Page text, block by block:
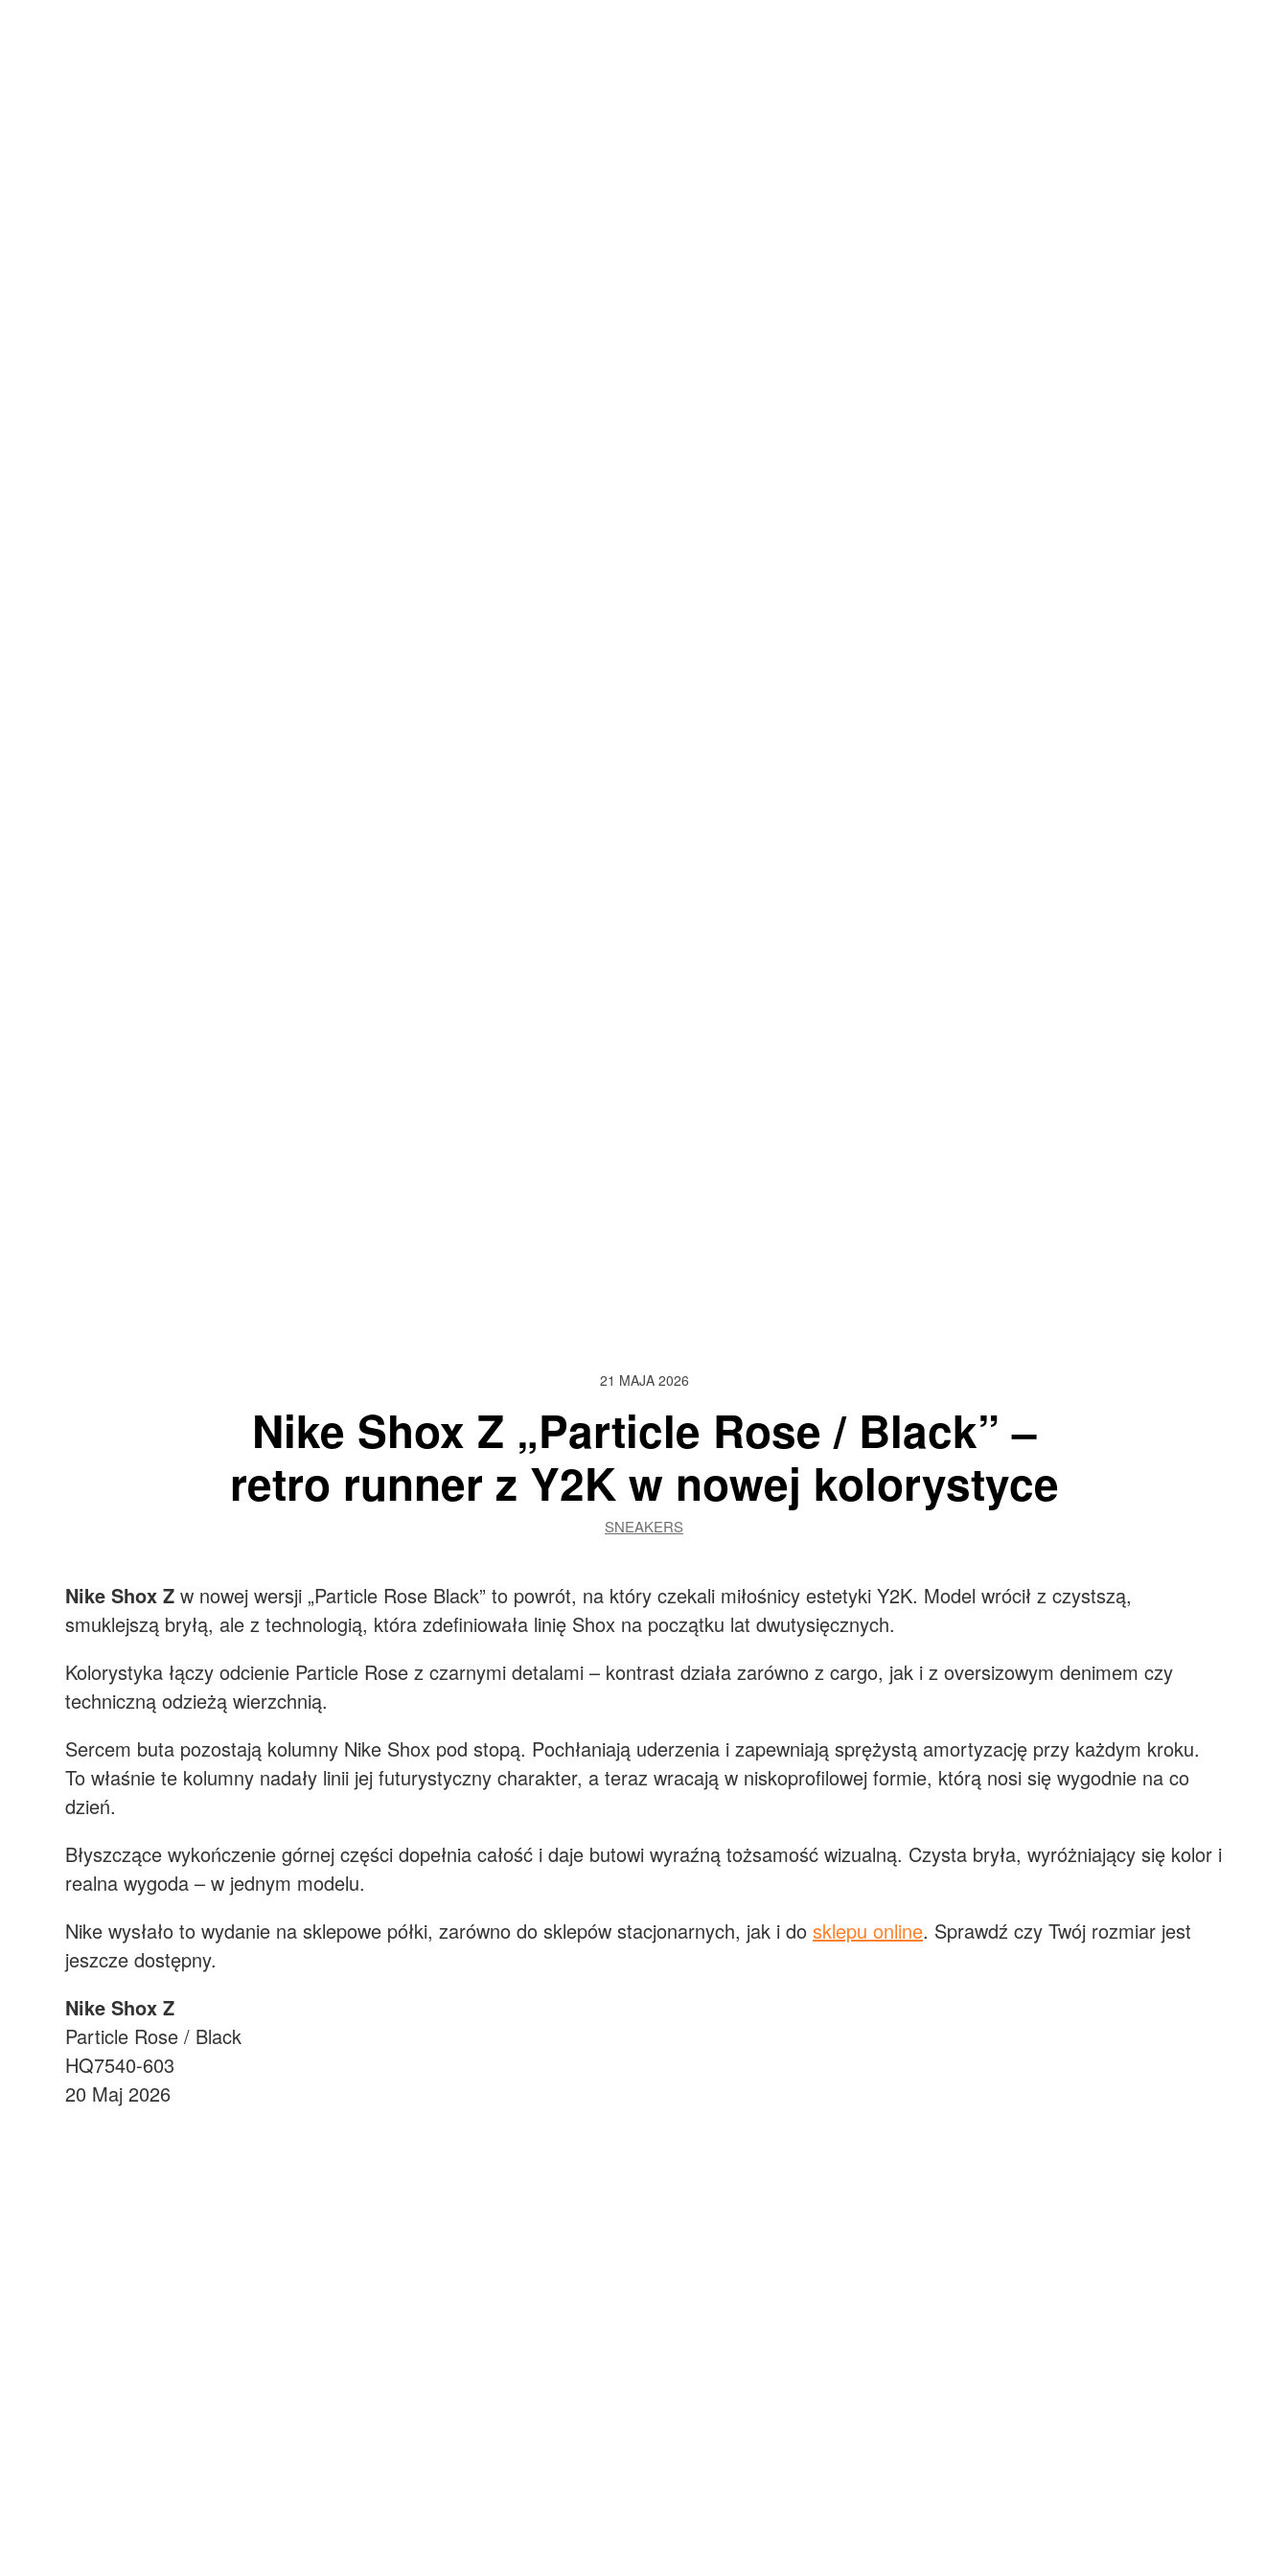
21 MAJA 2026
Nike Shox Z „Particle Rose / Black” –
retro runner z Y2K w nowej kolorystyce
SNEAKERS
Nike Shox Z w nowej wersji „Particle Rose Black” to powrót, na który czekali miłośnicy estetyki Y2K. Model wrócił z czystszą,
smuklejszą bryłą, ale z technologią, która zdefiniowała linię Shox na początku lat dwutysięcznych.
Kolorystyka łączy odcienie Particle Rose z czarnymi detalami – kontrast działa zarówno z cargo, jak i z oversizowym denimem czy
techniczną odzieżą wierzchnią.
Sercem buta pozostają kolumny Nike Shox pod stopą. Pochłaniają uderzenia i zapewniają sprężystą amortyzację przy każdym kroku.
To właśnie te kolumny nadały linii jej futurystyczny charakter, a teraz wracają w niskoprofilowej formie, którą nosi się wygodnie na co
dzień.
Błyszczące wykończenie górnej części dopełnia całość i daje butowi wyraźną tożsamość wizualną. Czysta bryła, wyróżniający się kolor i
realna wygoda – w jednym modelu.
Nike wysłało to wydanie na sklepowe półki, zarówno do sklepów stacjonarnych, jak i do sklepu online. Sprawdź czy Twój rozmiar jest
jeszcze dostępny.
Nike Shox Z
Particle Rose / Black
HQ7540-603
20 Maj 2026